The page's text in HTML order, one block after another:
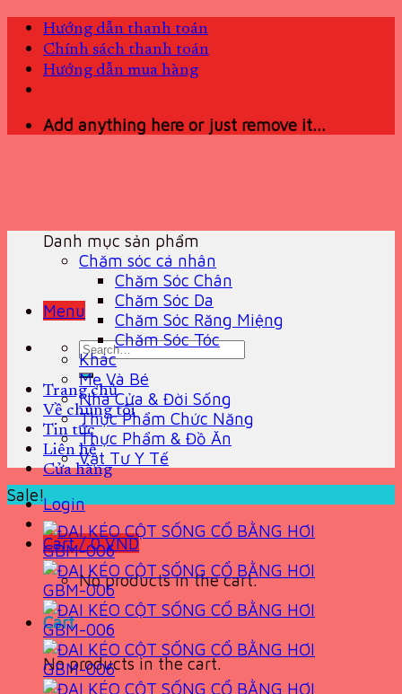
Skip
content
Hướng dẫn thanh toán
Chính sách thanh toán
Hướng dẫn mua hàng
Add anything here or just remove it...
Menu
Search
for:
Trang chủ
Về chúng tôi
Tin tức
Liên hệ
Cửa hàng
Login
Cart /0VND
No products in the cart.
Cart
No products in the cart.
Danh mục sản phẩm
Chăm sóc cá nhân
Chăm Sóc Chân
Chăm Sóc Da
Chăm Sóc Răng Miệng
Chăm Sóc Tóc
Khác
Mẹ Và Bé
Nhà Cửa & Đời Sống
Thực Phẩm Chức Năng
Thực Phẩm & Đồ Ăn
Vật Tư Y Tế
Sale!